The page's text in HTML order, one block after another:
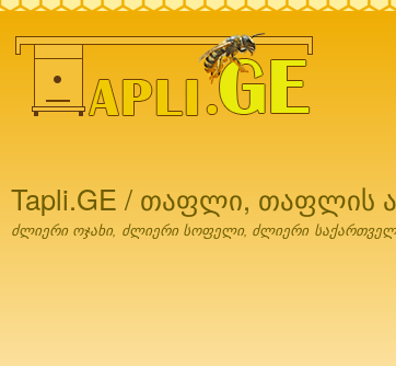
Tapli.GE / თაფლი, თაფლის
ძლიერი ოჯახი, ძლიერი სოფელი, ძლიერი